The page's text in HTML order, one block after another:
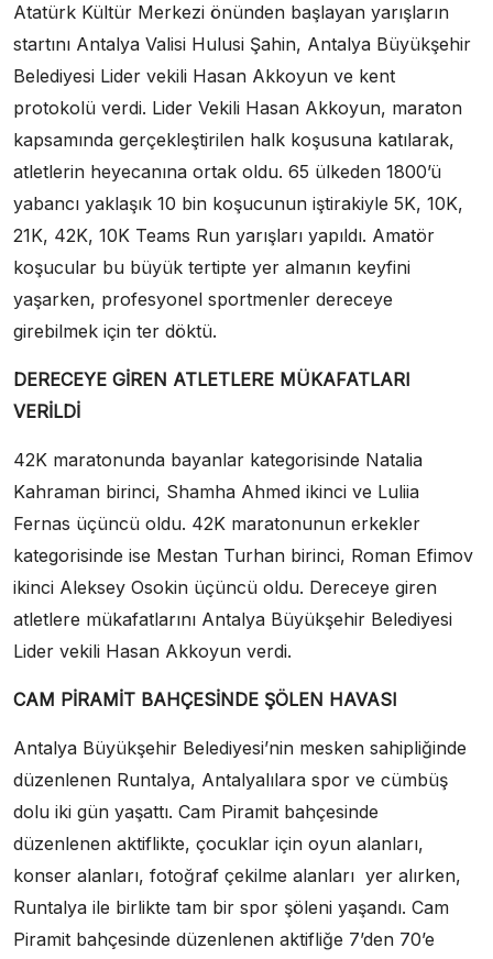
Atatürk Kültür Merkezi önünden başlayan yarışların
startını Antalya Valisi Hulusi Şahin, Antalya Büyükşehir
Belediyesi Lider vekili Hasan Akkoyun ve kent
protokolü verdi. Lider Vekili Hasan Akkoyun, maraton
kapsamında gerçekleştirilen halk koşusuna katılarak,
atletlerin heyecanına ortak oldu. 65 ülkeden 1800’ü
yabancı yaklaşık 10 bin koşucunun iştirakiyle 5K, 10K,
21K, 42K, 10K Teams Run yarışları yapıldı. Amatör
koşucular bu büyük tertipte yer almanın keyfini
yaşarken, profesyonel sportmenler dereceye
girebilmek için ter döktü.
DERECEYE GİREN ATLETLERE MÜKAFATLARI
VERİLDİ
42K maratonunda bayanlar kategorisinde Natalia
Kahraman birinci, Shamha Ahmed ikinci ve Luliia
Fernas üçüncü oldu. 42K maratonunun erkekler
kategorisinde ise Mestan Turhan birinci, Roman Efimov
ikinci Aleksey Osokin üçüncü oldu. Dereceye giren
atletlere mükafatlarını Antalya Büyükşehir Belediyesi
Lider vekili Hasan Akkoyun verdi.
CAM PİRAMİT BAHÇESİNDE ŞÖLEN HAVASI
Antalya Büyükşehir Belediyesi’nin mesken sahipliğinde
düzenlenen Runtalya, Antalyalılara spor ve cümbüş
dolu iki gün yaşattı. Cam Piramit bahçesinde
düzenlenen aktiflikte, çocuklar için oyun alanları,
konser alanları, fotoğraf çekilme alanları yer alırken,
Runtalya ile birlikte tam bir spor şöleni yaşandı. Cam
Piramit bahçesinde düzenlenen aktifliğe 7’den 70’e